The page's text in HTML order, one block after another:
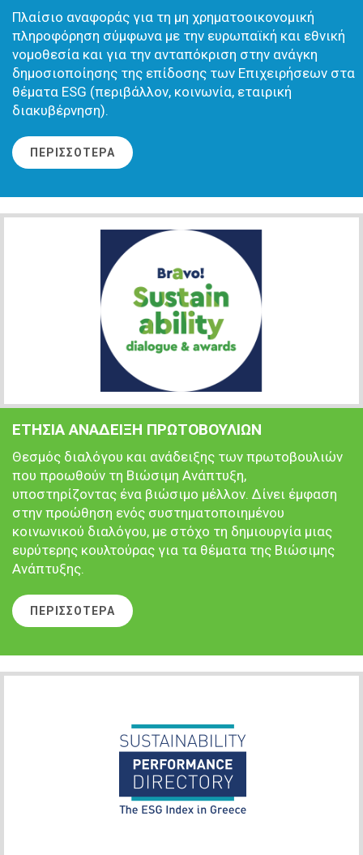
Πλαίσιο αναφοράς για τη μη χρηματοοικονομική
πληροφόρηση σύμφωνα με την ευρωπαϊκή και εθνική
νομοθεσία και για την ανταπόκριση στην ανάγκη
δημοσιοποίησης της επίδοσης των Επιχειρήσεων στα
θέματα ESG (περιβάλλον, κοινωνία, εταιρική
διακυβέρνηση).
ΠΕΡΙΣΣΟΤΕΡΑ
ΕΤΗΣΙΑ ΑΝΑΔΕΙΞΗ ΠΡΩΤΟΒΟΥΛΙΩΝ
Θεσμός διαλόγου και ανάδειξης των πρωτοβουλιών
που προωθούν τη Βιώσιμη Ανάπτυξη,
υποστηρίζοντας ένα βιώσιμο μέλλον. Δίνει έμφαση
στην προώθηση ενός συστηματοποιημένου
κοινωνικού διαλόγου, με στόχο τη δημιουργία μιας
ευρύτερης κουλτούρας για τα θέματα της Βιώσιμης
Ανάπτυξης.
ΠΕΡΙΣΣΟΤΕΡΑ